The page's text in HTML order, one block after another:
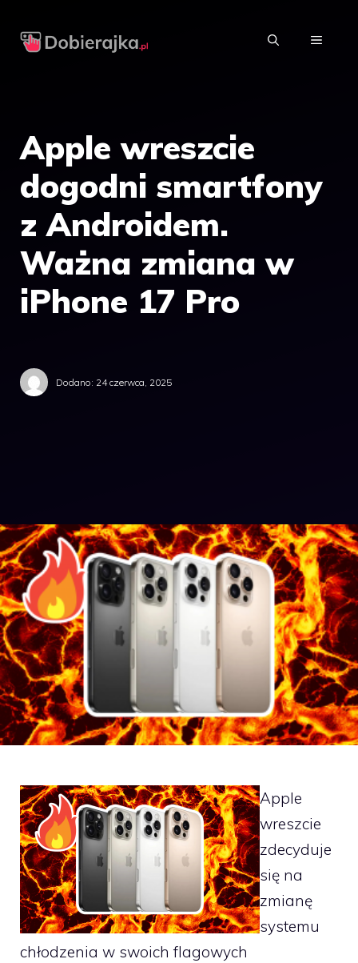
MENU
Apple wreszcie
dogodni smartfony
z Androidem.
Ważna zmiana w
iPhone 17 Pro
Dodano: 24 czerwca, 2025
Apple
wreszcie
zdecyduje
się na
zmianę
systemu
chłodzenia w swoich flagowych